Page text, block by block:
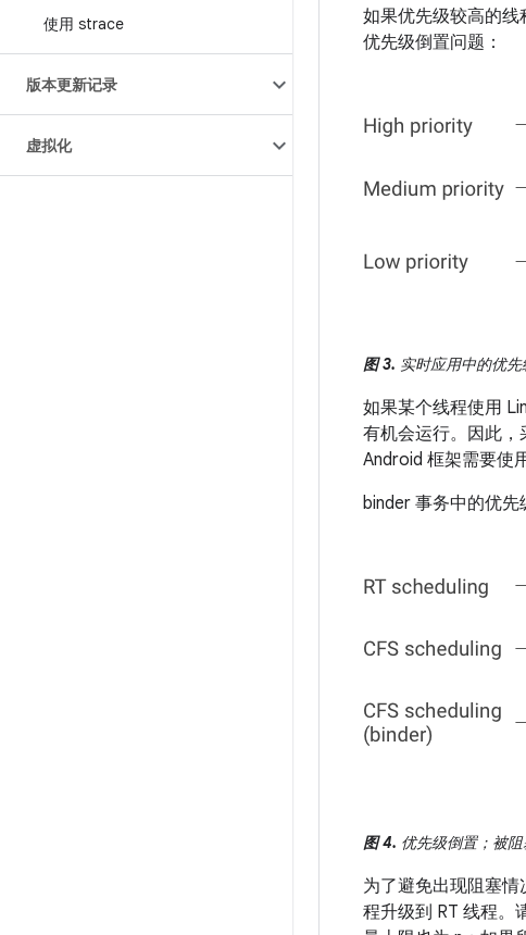
使用 strace
版本更新记录
虚拟化
如果优先级较高的
优先级倒置问题：
图 3. 实时应用中的优先
如果某个线程使用
有机会运行。因此，
Android 框架需要使
binder 事务中的优先
图 4. 优先级倒置；被阻
为了避免出现阻塞
程升级到 RT 线程。